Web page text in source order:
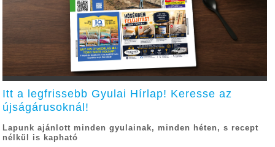
Itt a legfrissebb Gyulai Hírlap! Keresse az
újságárusoknál!
Lapunk ajánlott minden gyulainak, minden héten, s recept
nélkül is kapható